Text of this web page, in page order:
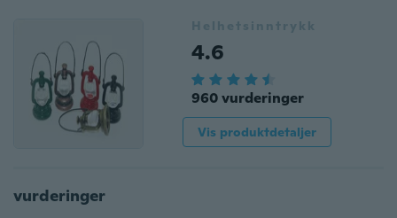
Helhetsinntrykk
4.6
960 vurderinger
Vis produktdetaljer
vurderinger